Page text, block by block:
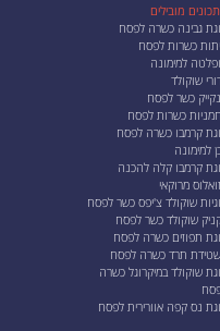
מובילים
גבינה כשרה לפסח
כשרות לפסח
למימונה
שוקולד
כשר לפסח
כשרות לפסח
קרמבו כשרה לפסח
למימונה
קרמבו קלה להכנה
מרוקאי
שוקולד צ'יפס כשר לפסח
שוקולד כשר לפסח
תפוזים כשרה לפסח
תרד כשרה לפסח
שוקולד במיקרוגל כשרה
נס קפה אוורירית לפסח